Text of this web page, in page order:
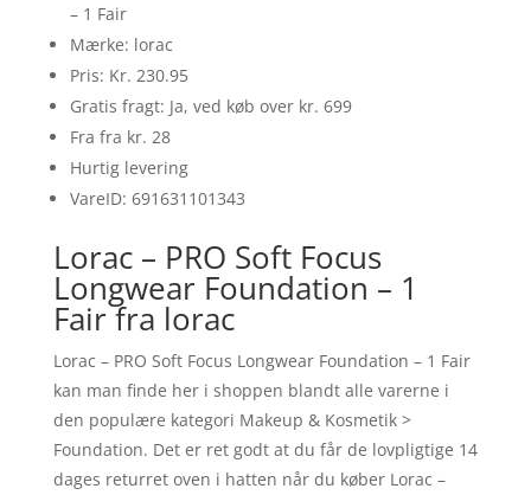
– 1 Fair
Mærke: lorac
Pris: Kr. 230.95
Gratis fragt: Ja, ved køb over kr. 699
Fra fra kr. 28
Hurtig levering
VareID: 691631101343
Lorac – PRO Soft Focus
Longwear Foundation – 1
Fair fra lorac
Lorac – PRO Soft Focus Longwear Foundation – 1 Fair
kan man finde her i shoppen blandt alle varerne i
den populære kategori Makeup & Kosmetik >
Foundation. Det er ret godt at du får de lovpligtige 14
dages returret oven i hatten når du køber Lorac –